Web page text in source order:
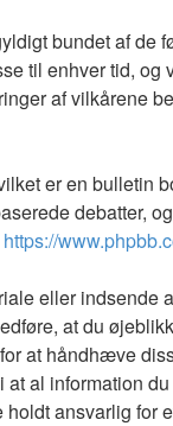
bundet af de
til enhver tid, og
af vilkårene
er en bulletin
debatter,
https://
eller indsende
at du
at håndhæve
al information
ansvarlig for